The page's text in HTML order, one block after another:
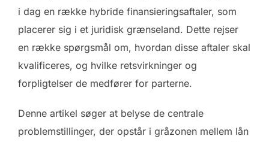
i dag en række hybride finansieringsaftaler, som
placerer sig i et juridisk grænseland. Dette rejser
en række spørgsmål om, hvordan disse aftaler skal
kvalificeres, og hvilke retsvirkninger og
forpligtelser de medfører for parterne.
Denne artikel søger at belyse de centrale
problemstillinger, der opstår i gråzonen mellem lån